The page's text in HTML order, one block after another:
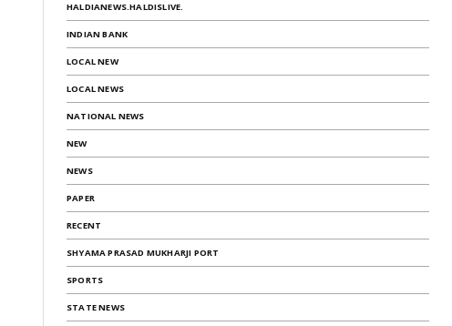
HALDIANEWS.HALDISLIVE.
INDIAN BANK
LOCAL NEW
LOCAL NEWS
NATIONAL NEWS
NEW
NEWS
PAPER
RECENT
SHYAMA PRASAD MUKHARJI PORT
SPORTS
STATE NEWS